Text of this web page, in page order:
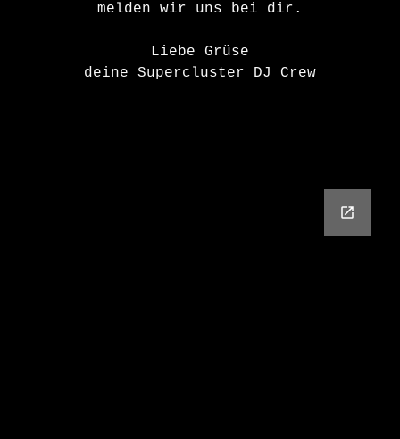
melden wir uns bei dir.
Liebe Grüse
deine Supercluster DJ Crew